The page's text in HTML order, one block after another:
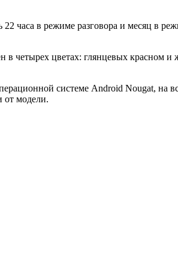
часа в режиме разговора и месяц в
в четырех цветах: глянцевых красном и
системе Android Nougat, на
от модели.